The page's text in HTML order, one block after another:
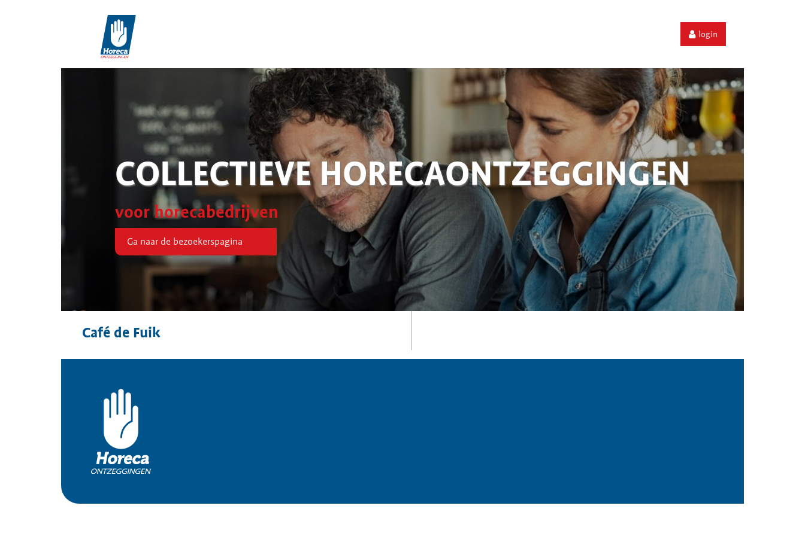
login
COLLECTIEVE HORECAONTZEGGINGEN
voor horecabedrijven
Ga naar de bezoekerspagina
Café de Fuik